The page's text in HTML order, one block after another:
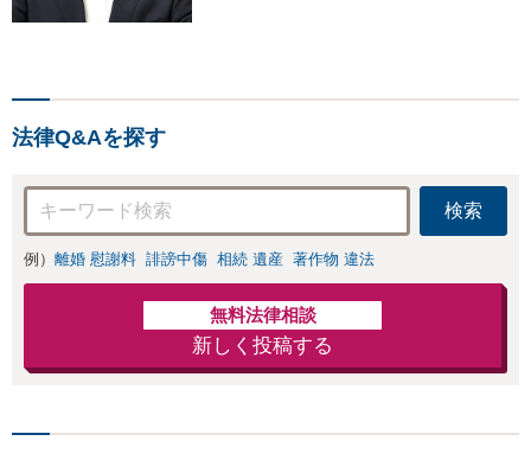
法律Q&Aを探す
検索
例） 離婚 慰謝料 誹謗中傷 相続 遺産 著作物 違法
無料法律相談
新しく投稿する